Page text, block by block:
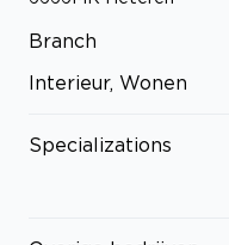
Branch
Interieur, Wonen
Specializations